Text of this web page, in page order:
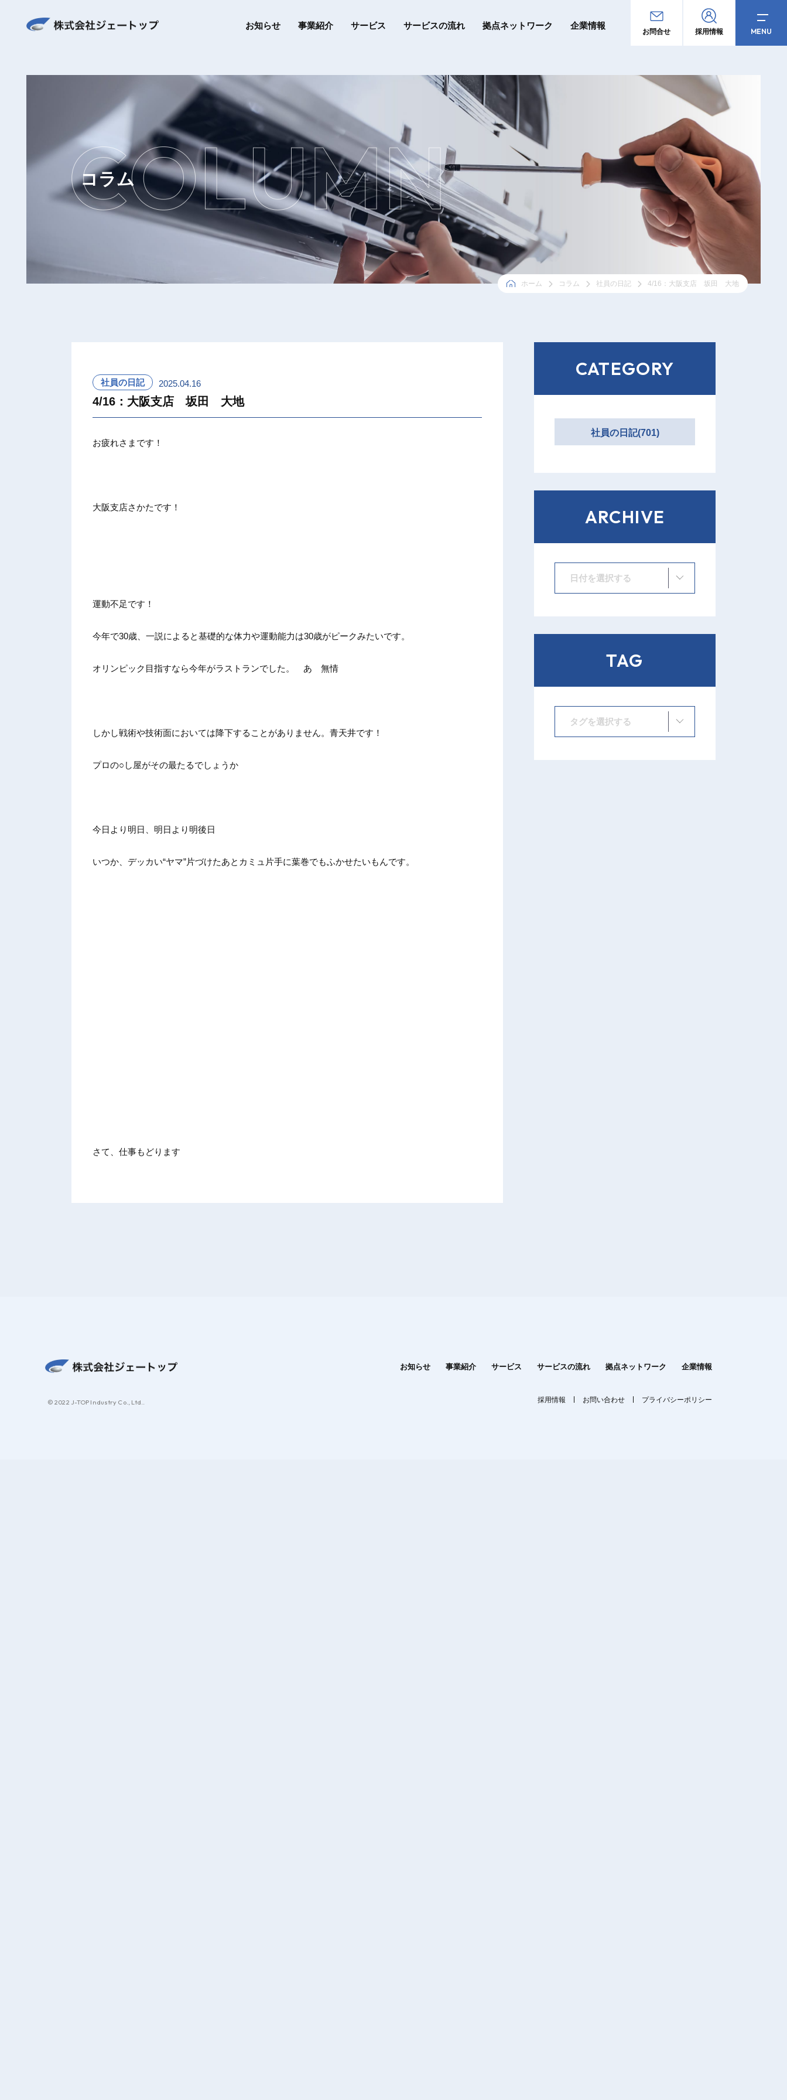
お知らせ 事業紹介 サービス サービスの流れ 拠点ネットワーク 企業情報
お問合せ 採用情報 MENU
コラム
ホーム コラム 社員の日記 4/16：大阪支店 坂田 大地
社員の日記 2025.04.16
4/16：大阪支店 坂田 大地
お疲れさまです！
大阪支店さかたです！
運動不足です！
今年で30歳、一説によると基礎的な体力や運動能力は30歳がピークみたいです。
オリンピック目指すなら今年がラストランでした。 あゝ無情
しかし戦術や技術面においては降下することがありません。青天井です！
プロの○し屋がその最たるでしょうか
今日より明日、明日より明後日
いつか、デッカい“ヤマ”片づけたあとカミュ片手に葉巻でもふかせたいもんです。
さて、仕事もどります
CATEGORY
社員の日記(701)
ARCHIVE
日付を選択する
TAG
タグを選択する
お知らせ 事業紹介 サービス サービスの流れ 拠点ネットワーク 企業情報
採用情報 お問い合わせ プライバシーポリシー
© 2022 J-TOP Industry Co., Ltd..